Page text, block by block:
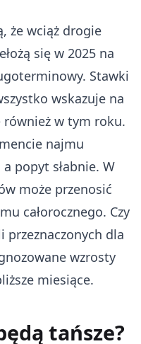
że wciąż drogie
się w 2025 na
Stawki
wskazuje na
w tym roku.
najmu
popyt słabnie. W
może przenosić
całorocznego. Czy
przeznaczonych dla
wzrosty
miesiące.
tańsze?